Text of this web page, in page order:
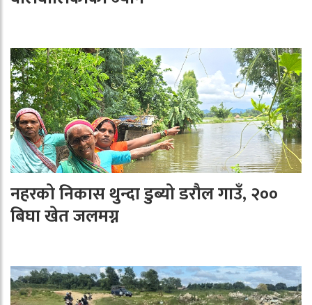
नहरको निकास थुन्दा डुब्यो डरौल गाउँ, २००
बिघा खेत जलमग्न